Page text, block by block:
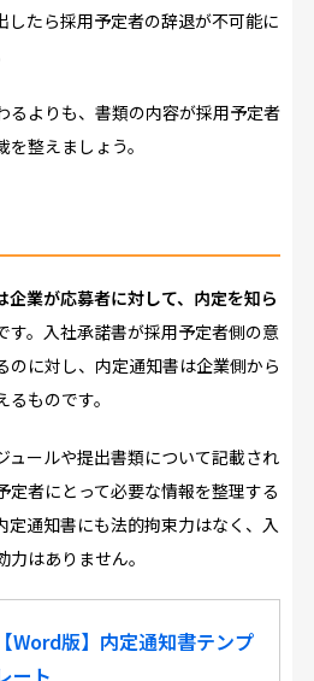
したら採用予定者の辞退が不可能に
るよりも、書類の内容が採用予定者
整えましょう。
企業が応募者に対して、内定を知ら
す。入社承諾書が採用予定者側の意
のに対し、内定通知書は企業側から
ものです。
ュールや提出書類について記載され
定者にとって必要な情報を整理する
定通知書にも法的拘束力はなく、入
はありません。
【Word版】内定通知書テンプ
ート